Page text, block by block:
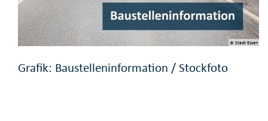
© Stadt Essen
Grafik: Baustelleninformation / Stockfoto